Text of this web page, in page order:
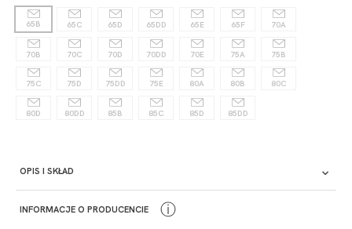
65B 65C 65D 65DD 65E 65F 70A
70B 70C 70D 70DD 70E 75A 75B
75C 75D 75DD 75E 80A 80B 80C
80D 80DD 85B 85C 85D 85DD
OPIS I SKŁAD
INFORMACJE O PRODUCENCIE ⓘ